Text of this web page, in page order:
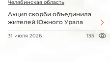
Челябинская область
Акция скорби объединила
жителей Южного Урала
31 июля 2026 135